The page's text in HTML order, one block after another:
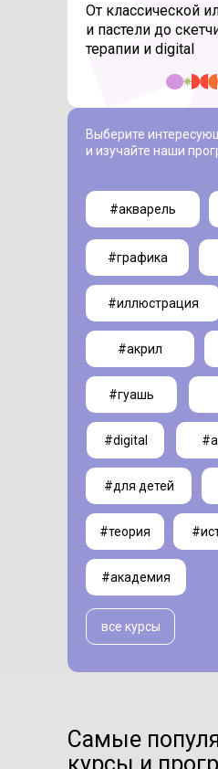
Выберите
и изучайте наши
#гуашь
#акрил
все курсы
#акварель
#графика
#иллюстрация
#digital
#для детей
#теория
#академия
От классической
и пастели до
терапии и digital
Самые